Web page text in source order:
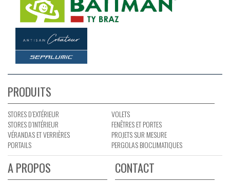
PRODUITS
STORES D’EXTÉRIEUR
STORES D’INTÉRIEUR
VÉRANDAS ET VERRIÈRES
PORTAILS
VOLETS
FENÊTRES ET PORTES
PROJETS SUR MESURE
PERGOLAS BIOCLIMATIQUES
A PROPOS CONTACT